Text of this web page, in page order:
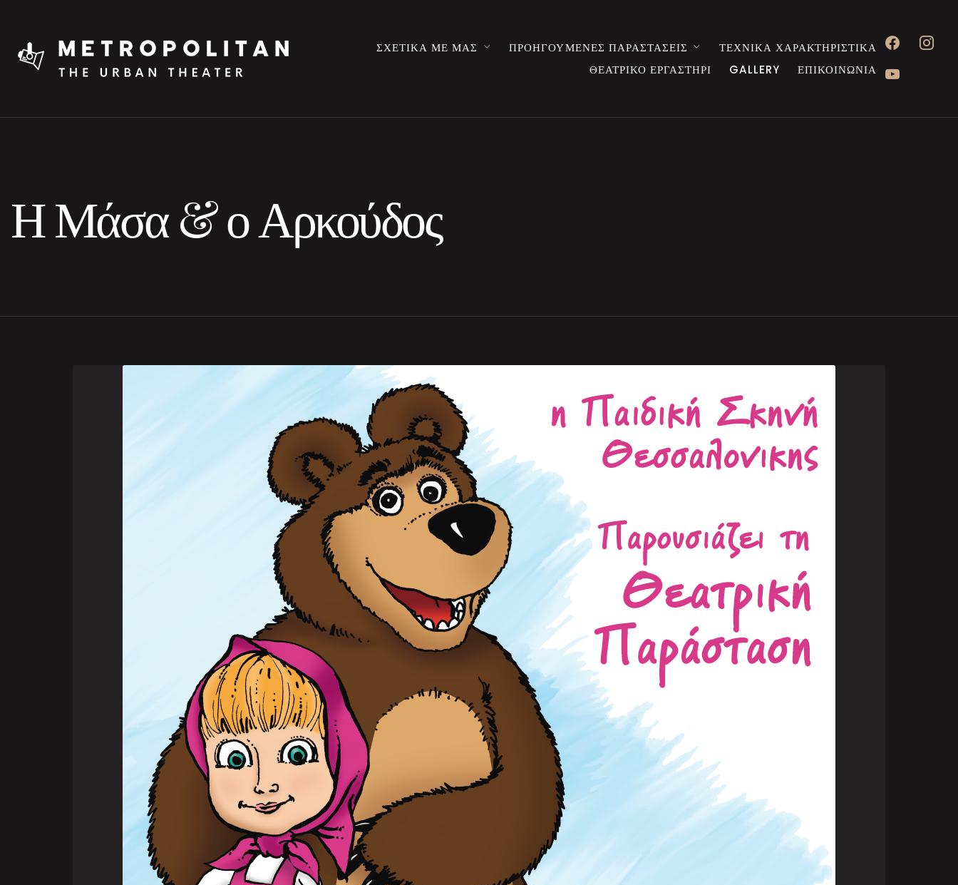
ΣΧΕΤΙΚΑ ΜΕ ΜΑΣ ΠΡΟΗΓΟΥΜΕΝΕΣ ΠΑΡΑΣΤΑΣΕΙΣ
ΤΕΧΝΙΚΑ ΧΑΡΑΚΤΗΡΙΣΤΙΚΑ
ΘΕΑΤΡΙΚΟ ΕΡΓΑΣΤΗΡΙ
GALLERY ΕΠΙΚΟΙΝΩΝΙΑ
facebook
youtube
Η Μάσα & ο Αρκούδος